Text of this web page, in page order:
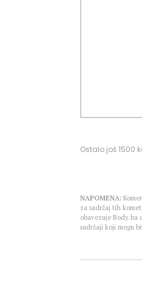
Ostalo još1500
NAPOMENA:
za sadržaj tih
obavezuje Body.ba
sadržaji koji mogu